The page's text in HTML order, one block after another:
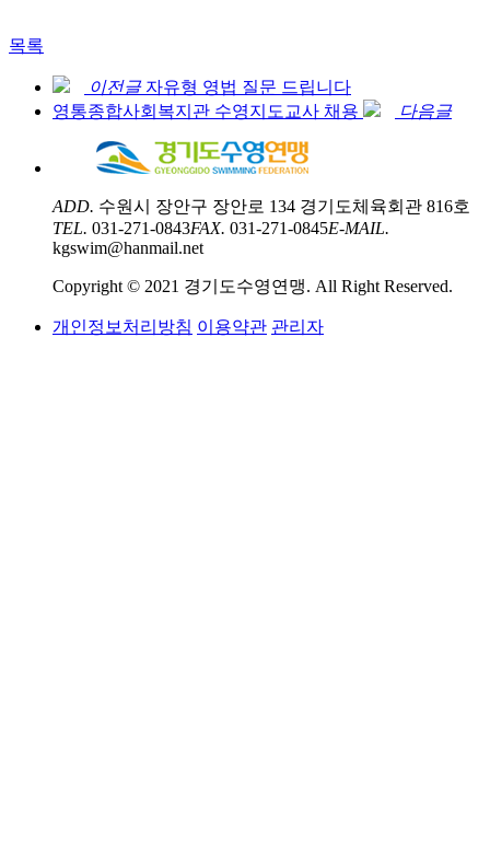
목록
이전글 자유형 영법 질문 드립니다
영통종합사회복지관 수영지도교사 채용
다음글
ADD. 수원시 장안구 장안로 134 경기도체육회관 816호
TEL. 031-271-0843FAX. 031-271-0845E-MAIL.
kgswim@hanmail.net
Copyright © 2021 경기도수영연맹. All Right Reserved.
개인정보처리방침 이용약관 관리자